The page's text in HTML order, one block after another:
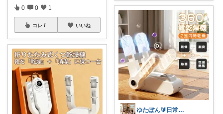
0 0 1
コレ いいね
ゆたぽん🔰日常のあったらいいな👍